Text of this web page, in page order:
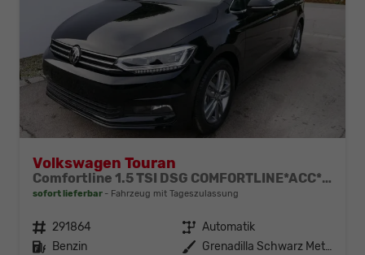
Volkswagen Touran
Comfortline 1.5 TSI DSG COMFORTLINE*ACC*LED*PDC*KAMERA*NAVI*SHZ* 7-SITZER 17-ZOLL
sofort lieferbar Fahrzeug mit Tageszulassung
Fahrzeugnr. 291864 Getriebe Automatik
Kraftstoff Benzin Außenfarbe
Grenadilla Schwarz Metallic